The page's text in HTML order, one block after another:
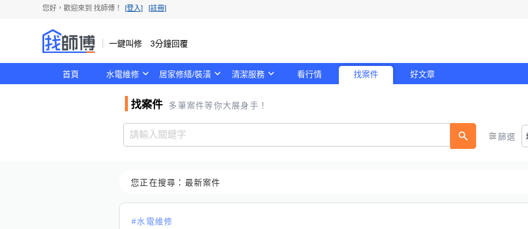
您好，歡迎來到 找師傅 ！ [登入] [註冊]
一鍵叫修 3分鐘回覆
首頁 水電維修 居家修繕/裝潢 清潔服務 看行情 找案件 好文章
找案件 多筆案件等你大展身手！
篩選
您正在搜尋： 最新案件
#水電維修